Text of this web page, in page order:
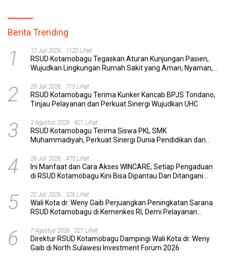
Berita Trending
1 12 Juli 2026 1122 Lihat
RSUD Kotamobagu Tegaskan Aturan Kunjungan Pasien,
Wujudkan Lingkungan Rumah Sakit yang Aman, Nyaman,
2 29 Juli 2026 713 Lihat
RSUD Kotamobagu Terima Kunker Kancab BPJS Tondano,
Tinjau Pelayanan dan Perkuat Sinergi Wujudkan UHC
3 3 Agustus 2026 621 Lihat
RSUD Kotamobagu Terima Siswa PKL SMK
Muhammadiyah, Perkuat Sinergi Dunia Pendidikan dan
4 26 Juli 2026 473 Lihat
Ini Manfaat dan Cara Akses WINCARE, Setiap Pengaduan
di RSUD Kotamobagu Kini Bisa Dipantau Dan Ditangani
5 22 Juli 2026 326 Lihat
Wali Kota dr. Weny Gaib Perjuangkan Peningkatan Sarana
RSUD Kotamobagu di Kemenkes RI, Demi Pelayanan
6 7 Agustus 2026 321 Lihat
Direktur RSUD Kotamobagu Dampingi Wali Kota dr. Weny
Gaib di North Sulawesi Investment Forum 2026